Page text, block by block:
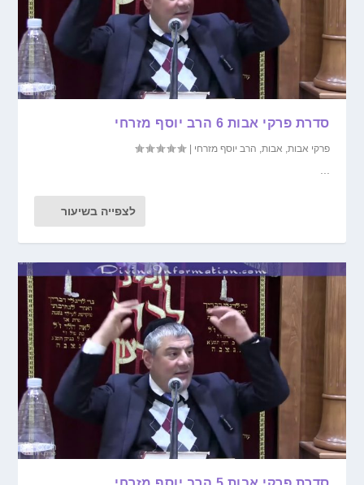
סדרת פרקי אבות 6 הרב יוסף מזרחי
פרקי אבות, אבות, הרב יוסף מזרחי |
...
לצפייה בשיעור